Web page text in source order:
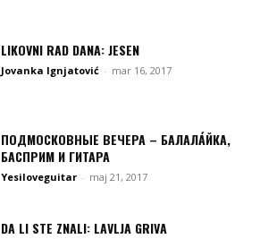
LIKOVNI RAD DANA: JESEN
Jovanka Ignjatović - mar 16, 2017
ПОДМОСКОВНЫЕ ВЕЧЕРА – БАЛАЛА́ЙКА,
БАСПРИМ И ГИТАРА
Yesiloveguitar - maj 21, 2017
DA LI STE ZNALI: LAVLJA GRIVA